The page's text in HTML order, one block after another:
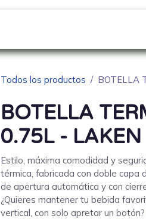
Todos los productos BOTELLA
BOTELLA
0.75L - LAKEN
Estilo, máxima comodidad y
térmica, fabricada con doble capa
de apertura automática y con
¿Quieres mantener tu bebida
vertical, con solo apretar un